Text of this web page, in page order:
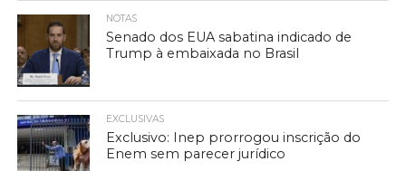
NOTAS
Senado dos EUA sabatina indicado de
Trump à embaixada no Brasil
EXCLUSIVAS
Exclusivo: Inep prorrogou inscrição do
Enem sem parecer jurídico